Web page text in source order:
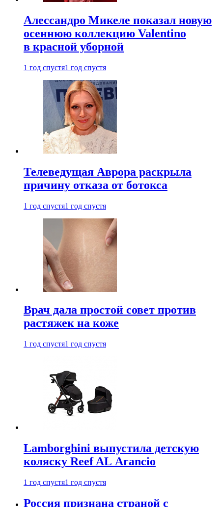
Алессандро Микеле показал новую
осеннюю коллекцию Valentino
в красной уборной
1 год спустя1 год спустя
Телеведущая Аврора раскрыла
причину отказа от ботокса
1 год спустя1 год спустя
Врач дала простой совет против
растяжек на коже
1 год спустя1 год спустя
Lamborghini выпустила детскую
коляску Reef AL Arancio
1 год спустя1 год спустя
Россия признана страной с